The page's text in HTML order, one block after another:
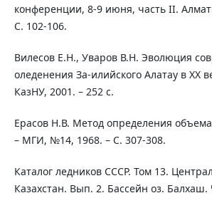
конференции, 8-9 июня, часть II.
С. 102-106.
Вилесов Е.Н., Уваров В.Н. Эволюция
оледенения За-илийского Алатау в ХХ
КазНУ, 2001. – 252 с.
Ерасов Н.В. Метод определения
– МГИ, №14, 1968. – С. 307-308.
Каталог ледников СССР. Том 13.
Казахстан. Вып. 2. Бассейн оз. Балхаш.